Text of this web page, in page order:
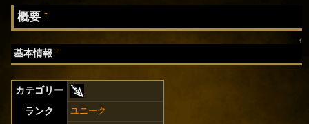
概要†
↑
基本情報†
カテゴリー
ランク
ユニーク